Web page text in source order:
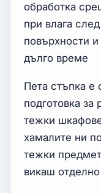
обработка
при влага
повърхности
дълго време
Пета стъпка е
подготовка
тежки
хамалите ни
тежки
викаш отделно